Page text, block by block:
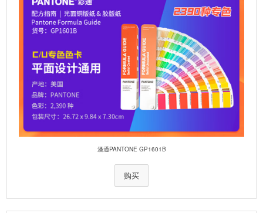
潘通PANTONE GP1601B
购买